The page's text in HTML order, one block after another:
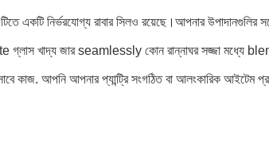
একটি নির্ভরযোগ্য রাবার সিলও রয়েছে।আপনার উপাদানগুলির
গ্লাস খাদ্য জার seamlessly কোন রান্নাঘর সজ্জা মধ্যে
আপনি আপনার প্যান্ট্রি সংগঠিত বা আলংকারিক আইটেম